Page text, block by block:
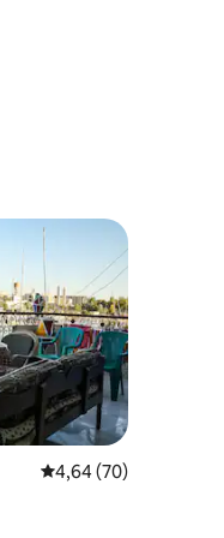
4,64 av 5 i
4,64 (70)